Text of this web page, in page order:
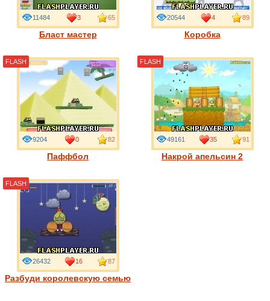
Бласт мастер
11484 3 65
Коробка
20544 4 89
Паффбол
9204 0 82
FLASH
Накрой апельсин 2
49161 35 91
FLASH
Разбуди королевскую семью
26432 16 87
FLASH